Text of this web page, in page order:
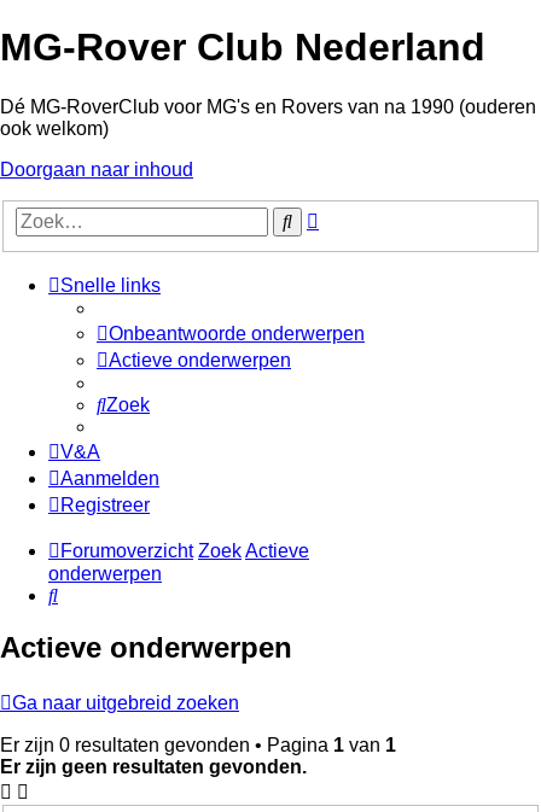
MG-Rover Club Nederland
Dé MG-RoverClub voor MG's en Rovers van na 1990 (ouderen
ook welkom)
Doorgaan naar inhoud
Zoek
Snelle links
Onbeantwoorde onderwerpen
Actieve onderwerpen
Zoek
V&A
Aanmelden
Registreer
Forumoverzicht ZoekActieve
onderwerpen
Zoek
Actieve onderwerpen
Ga naar uitgebreid zoeken
Er zijn 0 resultaten gevonden • Pagina 1 van 1
Er zijn geen resultaten gevonden.